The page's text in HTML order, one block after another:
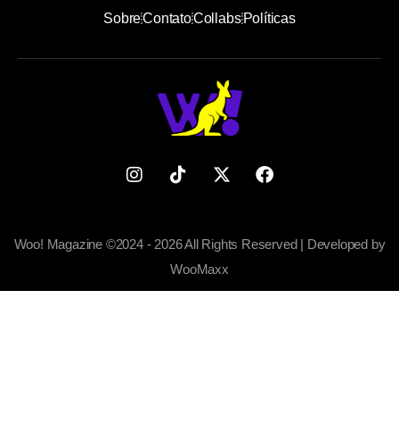
SobreContatoCollabsPolíticas
Woo! Magazine ©2024 - 2026 All Rights Reserved | Developed by
WooMaxx